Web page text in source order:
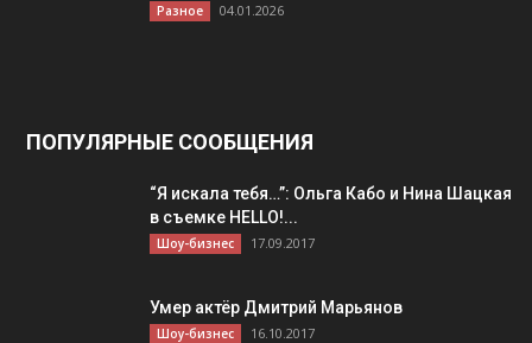
Разное 04.01.2026
ПОПУЛЯРНЫЕ СООБЩЕНИЯ
“Я искала тебя…”: Ольга Кабо и Нина Шацкая
в съемке HELLO!...
Шоу-бизнес 17.09.2017
Умер актёр Дмитрий Марьянов
Шоу-бизнес 16.10.2017